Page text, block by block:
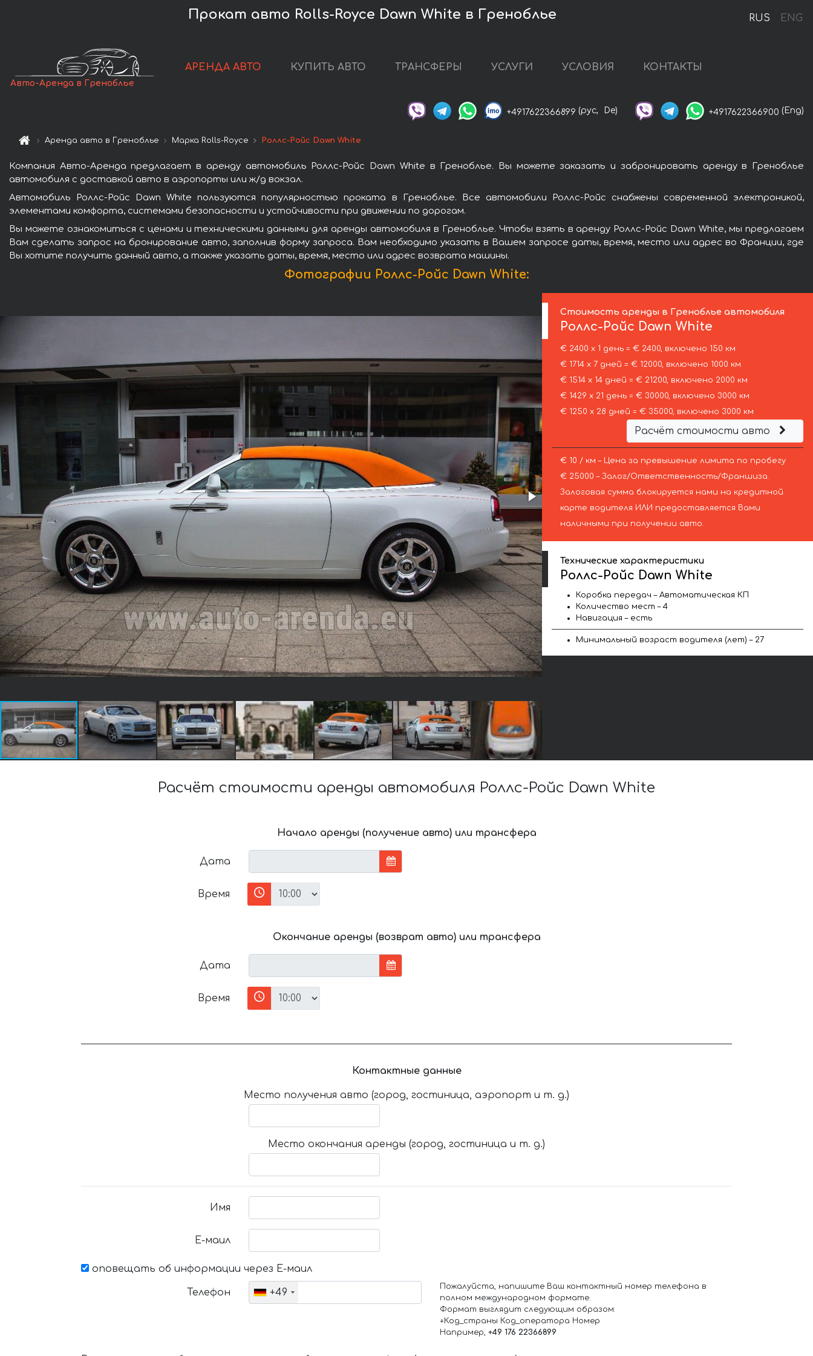
RUS ENG
Прокат авто Rolls-Royce Dawn White в Греноблье
Авто-Аренда в Греноблье
АРЕНДА АВТО КУПИТЬ АВТО ТРАНСФЕРЫ УСЛУГИ УСЛОВИЯ КОНТАКТЫ
+4917622366899 (рус, De) +4917622366900 (Eng)
Аренда авто в Греноблье Марка Rolls-Royce Роллс-Ройс Dawn White
Компания Авто-Аренда предлагает в аренду автомобиль Роллс-Ройс Dawn White в Греноблье. Вы можете заказать и забронировать аренду в Греноблье
автомобиля с доставкой авто в аэропорты или ж/д вокзал.
Автомобиль Роллс-Ройс Dawn White пользуются популярностью проката в Греноблье. Все автомобили Роллс-Ройс снабжены современной электроникой,
элементами комфорта, системами безопасности и устойчивости при движении по дорогам.
Вы можете ознакомиться с ценами и техническими данными для аренды автомобиля в Греноблье. Чтобы взять в аренду Роллс-Ройс Dawn White, мы предлагаем
Вам сделать запрос на бронирование авто, заполнив форму запроса. Вам необходимо указать в Вашем запросе даты, время, место или адрес во Франции, где
Вы хотите получить данный авто, а также указать даты, время, место или адрес возврата машины.
Фотографии Роллс-Ройс Dawn White:
Стоимость аренды в Греноблье автомобиля
Роллс-Ройс Dawn White
€ 2400 х 1 день = € 2400, включено 150 км
€ 1714 х 7 дней = € 12000, включено 1000 км
€ 1514 х 14 дней = € 21200, включено 2000 км
€ 1429 х 21 день = € 30000, включено 3000 км
€ 1250 х 28 дней = € 35000, включено 3000 км
Расчёт стоимости авто
€ 10 / км – Цена за превышение лимита по пробегу
€ 25000 – Залог/Ответственность/Франшиза.
Залоговая сумма блокируется нами на кредитной
карте водителя ИЛИ предоставляется Вами
наличными при получении авто.
Технические характеристики
Роллс-Ройс Dawn White
Коробка передач – Автоматическая КП
Количество мест – 4
Навигация – есть
Минимальный возраст водителя (лет) – 27
Расчёт стоимости аренды автомобиля Роллс-Ройс Dawn White
Начало аренды (получение авто) или трансфера
Дата
Время
Окончание аренды (возврат авто) или трансфера
Дата
Время
Контактные данные
Место получения авто (город, гостиница, аэропорт и т. д.)
Место окончания аренды (город, гостиница и т. д.)
Имя
Е-маил
оповещать об информации через Е-маил
Телефон +49
Пожалуйста, напишите Ваш контактный номер телефона в
полном международном формате.
Формат выглядит следующим образом:
+Код_страны Код_оператора Номер
Например, +49 176 22366899